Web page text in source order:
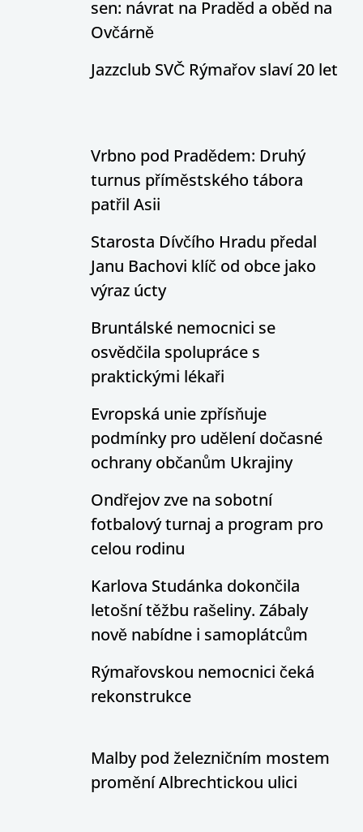
sen: návrat na Praděd a oběd na
Ovčárně
Jazzclub SVČ Rýmařov slaví 20 let
Vrbno pod Pradědem: Druhý
turnus příměstského tábora
patřil Asii
Starosta Dívčího Hradu předal
Janu Bachovi klíč od obce jako
výraz úcty
Bruntálské nemocnici se
osvědčila spolupráce s
praktickými lékaři
Evropská unie zpřísňuje
podmínky pro udělení dočasné
ochrany občanům Ukrajiny
Ondřejov zve na sobotní
fotbalový turnaj a program pro
celou rodinu
Karlova Studánka dokončila
letošní těžbu rašeliny. Zábaly
nově nabídne i samoplátcům
Rýmařovskou nemocnici čeká
rekonstrukce
Malby pod železničním mostem
promění Albrechtickou ulici